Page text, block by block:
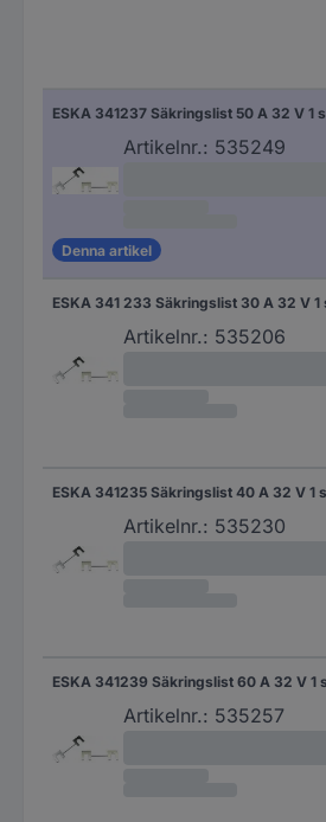
ESKA 341237 Säkringslist 50 A 32 V 1
Artikelnr.: 535249
Denna artikel
ESKA 341 233 Säkringslist 30 A 32 V 1
Artikelnr.: 535206
ESKA 341235 Säkringslist 40 A 32 V 1
Artikelnr.: 535230
ESKA 341239 Säkringslist 60 A 32 V 1
Artikelnr.: 535257